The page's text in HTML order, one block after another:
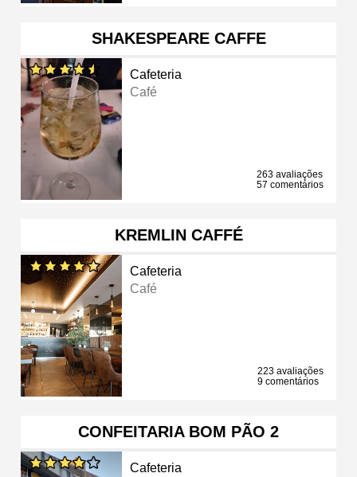
SHAKESPEARE CAFFE
Cafeteria
Café
263 avaliações
57 comentários
KREMLIN CAFFÉ
Cafeteria
Café
223 avaliações
9 comentários
CONFEITARIA BOM PÃO 2
Cafeteria